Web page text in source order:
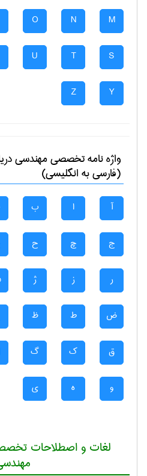
M
N
O
S
T
U
Y
Z
واژه نامه تخصصیمهندسی
(فارسی به انگلیسی)
آ ا ب
ج چ ح
ر ز ژ
ض ط ظ
ق ک گ
و ه ی
لغات و اصطلاحات